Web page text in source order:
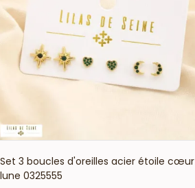
VOIR LE PRIX
Set 3 boucles d'oreilles acier étoile cœur
lune 0325555